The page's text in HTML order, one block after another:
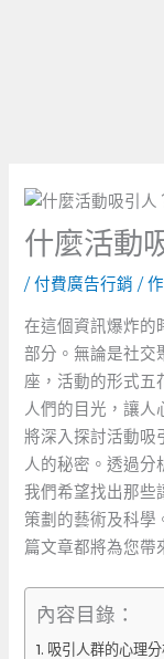
什麼活動
/付費廣告行銷 /
在這個資訊爆炸的
部分。無論是社交
座，活動的形式五
人們的目光，讓人
將深入探討活動吸
人的秘密。透過分
我們希望找出那些
策劃的藝術及科學
篇文章都將為您帶
內容目錄：
吸引人群的心理